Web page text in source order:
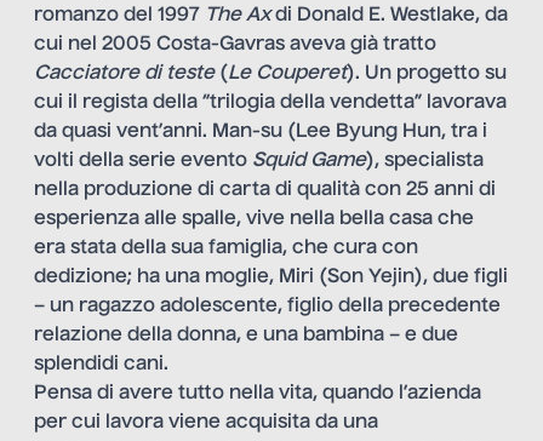
romanzo del 1997 The Axdi Donald E. Westlake, da
cui nel 2005 Costa-Gavras aveva già tratto
Cacciatore di teste(Le Couperet). Un progetto su
cui il regista della “trilogia della vendetta” lavorava
da quasi vent’anni. Man-su (Lee Byung Hun, tra i
volti della serie evento Squid Game), specialista
nella produzione di carta di qualità con 25 anni di
esperienza alle spalle, vive nella bella casa che
era stata della sua famiglia, che cura con
dedizione; ha una moglie, Miri (Son Yejin), due figli
– un ragazzo adolescente, figlio della precedente
relazione della donna, e una bambina – e due
splendidi cani.
Pensa di avere tutto nella vita, quando l’azienda
per cui lavora viene acquisita da una